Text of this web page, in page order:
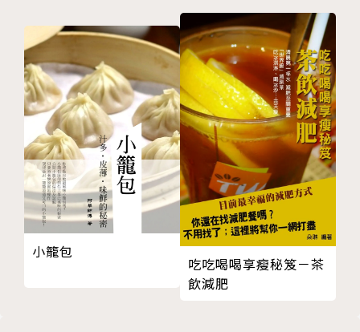
就能做出風味正宗，口味多變的印度風香料咖哩！
●掌握製作咖哩的基礎3步驟「切菜、煎炒、燉煮」，
不同食材搭配不同技巧，小小關鍵讓美味大大升級
●從基礎3香料「薑黃粉、卡宴辣椒粉、孜然粉」開始
進入香料大千世界，認識何謂初始、基本、結尾香料
●飯後想要來杯印度奶茶嗎？活用香料的18道副菜食
譜，豐富餐桌色彩與香氣
●收錄關於自製咖哩的20題Q&A，解決所有疑難雜
歐風牛肉咖哩
秋葵咖哩
綜合海鮮咖哩
雞肉青椒咖哩
我的香料大冒險① 粉狀香料的用量不得吝嗇
Chapter 2 美味升級的煎炒法則
美味升級的煎炒重點
檸檬雞咖哩
茄子黑咖哩
燉雞翅腿咖哩
法式餐館風鮮蝦咖哩
小籠包
吃吃喝喝享瘦秘笈－茶
飲減肥